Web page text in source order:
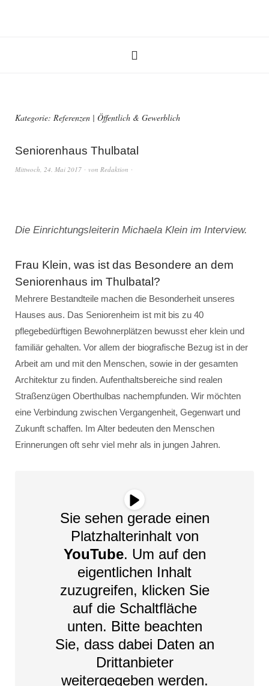
Kategorie: Referenzen | Öffentlich & Gewerblich
Seniorenhaus Thulbatal
Mittwoch, 24. Mai 2017 von Redaktion
Die Einrichtungsleiterin Michaela Klein im Interview.
Frau Klein, was ist das Besondere an dem
Seniorenhaus im Thulbatal?
Mehrere Bestandteile machen die Besonderheit unseres
Hauses aus. Das Seniorenheim ist mit bis zu 40
pflegebedürftigen Bewohnerplätzen bewusst eher klein und
familiär gehalten. Vor allem der biografische Bezug ist in der
Arbeit am und mit den Menschen, sowie in der gesamten
Architektur zu finden. Aufenthaltsbereiche sind realen
Straßenzügen Oberthulbas nachempfunden. Wir möchten
eine Verbindung zwischen Vergangenheit, Gegenwart und
Zukunft schaffen. Im Alter bedeuten den Menschen
Erinnerungen oft sehr viel mehr als in jungen Jahren.
Sie sehen gerade einen
Platzhalterinhalt von
YouTube. Um auf den
eigentlichen Inhalt
zuzugreifen, klicken Sie
auf die Schaltfläche
unten. Bitte beachten
Sie, dass dabei Daten an
Drittanbieter
weitergegeben werden.